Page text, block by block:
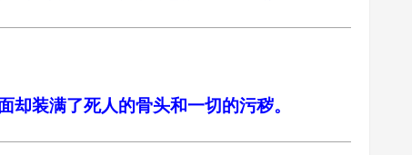
装满了死人的骨头和一切的污秽。